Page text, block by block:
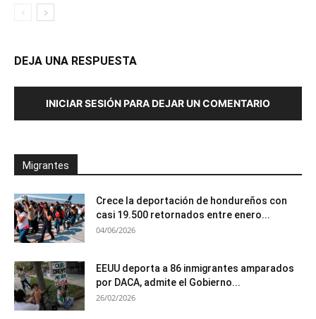
DEJA UNA RESPUESTA
INICIAR SESIÓN PARA DEJAR UN COMENTARIO
Migrantes
Crece la deportación de hondureños con
casi 19.500 retornados entre enero...
04/06/2026
EEUU deporta a 86 inmigrantes amparados
por DACA, admite el Gobierno...
26/02/2026